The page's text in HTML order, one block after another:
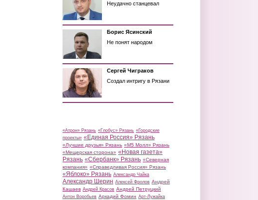
Неудачно станцевал
Борис Ясинский
Не понят народом
Сергей Чиграков
Создал интригу в Рязани
«Атрон» Рязань «Глобус» Рязань «Городские
проекты» «Единая Россия» Рязань
«Лучшие друзья» Рязань «М5 Молл» Рязань
«Мещерская сторона» «Новая газета»
Рязань «Сбербанк» Рязань «Северная
компания» «Справедливая Россия» Рязань
«Яблоко» Рязань Александр Чайка
Александр Шерин Алексей Фролов Андрей
Кашаев Андрей Красов Андрей Петруцкий
Антон Воробьев Аркадий Фомин Арт-Лужайка